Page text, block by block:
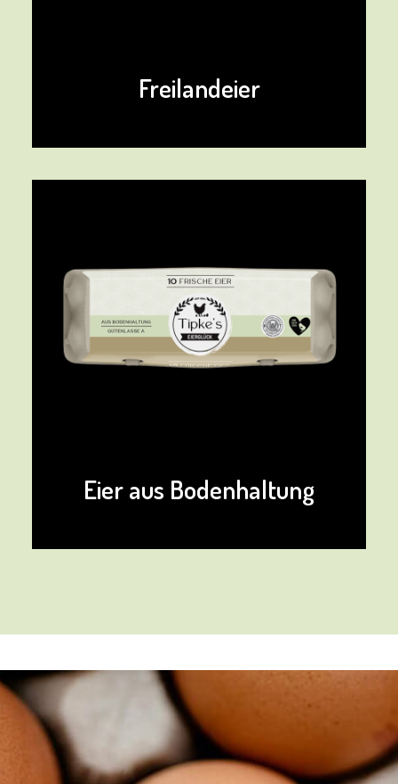
Freilandeier
Eier aus Bodenhaltung